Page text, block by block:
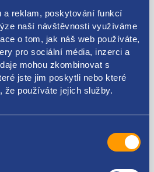
a reklam, poskytování funkcí
naší návštěvnosti využíváme
o tom, jak náš web používáte,
pro sociální média, inzerci a
mohou zkombinovat s
jste jim poskytli nebo které
že používáte jejich služby.
1J0614417C